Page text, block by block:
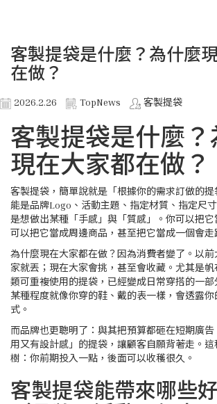
客製提袋是什麼？為什麼
在做？
2026.2.26 TopNews 客製提袋
客製提袋是什麼？
現在大家都在做？
客製提袋，簡單說就是「根據你的需求訂做的
能是品牌Logo、活動主題、指定材質、指定尺
是想做出某種「手感」與「質感」。你可以把
可以把它當成周邊商品，甚至把它當成一個會走
為什麼現在大家都在做？因為消費者變了。以
家就丟；現在大家會挑，甚至會收藏。尤其是
類可重複使用的提袋，已經變成日常穿搭的一部
某種程度就像你穿的鞋、戴的表一樣，會透露
式。
而品牌也更聰明了：與其把預算都砸在短期廣
用又有設計感」的提袋，讓顧客自願背著走。
樹：你前期投入一點，後面可以收穫很久。
客製提袋能帶來哪些